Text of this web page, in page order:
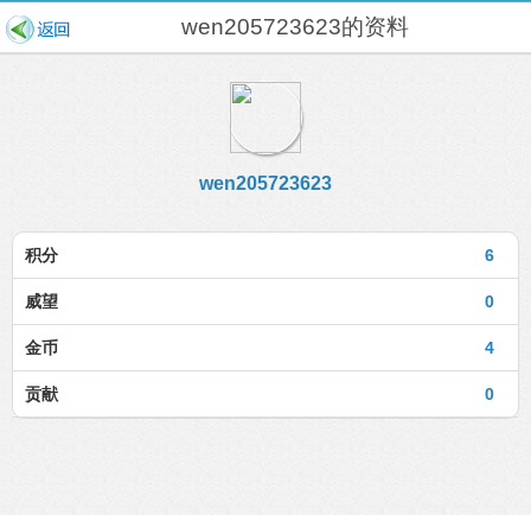
wen205723623的资料
wen205723623
6
积分
0
威望
4
金币
0
贡献